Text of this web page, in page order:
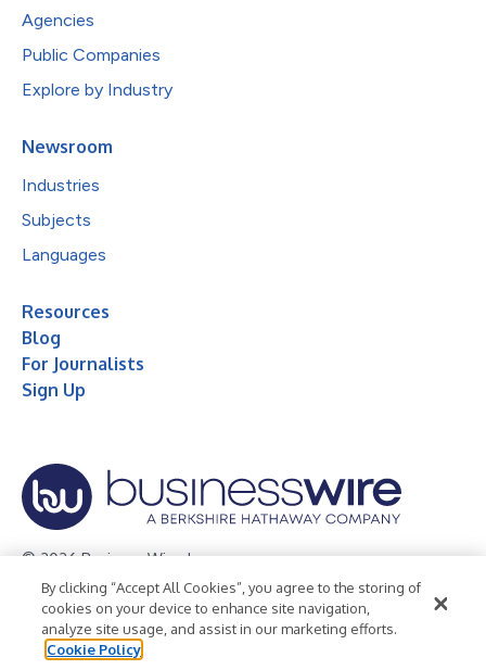
Agencies
Public Companies
Explore by Industry
Newsroom
Industries
Subjects
Languages
Resources
Blog
For Journalists
Sign Up
© 2026 Business Wire, Inc.
Privacy Policy Cookie Policy
Accessibility Statement
Terms of Use
Legal
By clicking “Accept All Cookies”, you agree to the storing of
cookies on your device to enhance site navigation,
analyze site usage, and assist in our marketing efforts.
Cookie Policy